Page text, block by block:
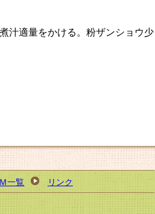
汁適量をかける。粉ザンショウ
一覧 リンク